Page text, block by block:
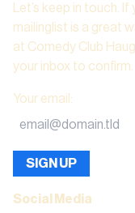
Let’s keep in touch.
mailinglist is a great
at Comedy Club
your inbox to confirm.
Your email :
SIGN UP
Social Media